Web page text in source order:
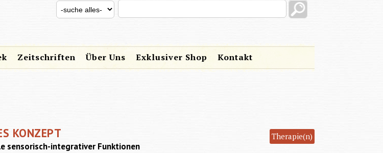
SUCHFORMULAR
Search this site
Search for
Zeitschriften Über Uns Exklusiver Shop Kontakt
KONZEPT Therapie(n)
sensorisch-integrativer Funktionen